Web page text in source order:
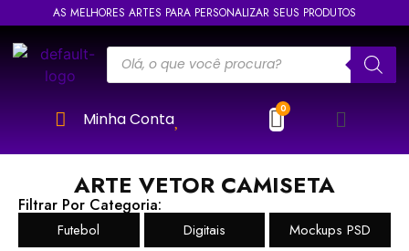
AS MELHORES ARTES PARA PERSONALIZAR SEUS PRODUTOS
Minha Conta
ARTE VETOR CAMISETA
Filtrar Por Categoria:
Futebol Digitais Mockups PSD